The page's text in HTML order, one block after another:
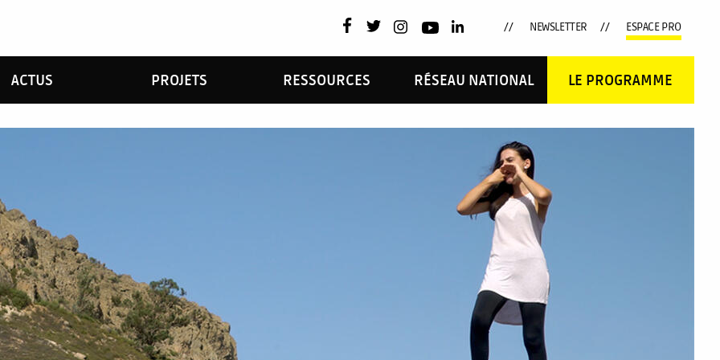
NEWSLETTER ESPACE PRO
ACTUS PROJETS RESSOURCES RÉSEAU NATIONAL LE PROGRAMME